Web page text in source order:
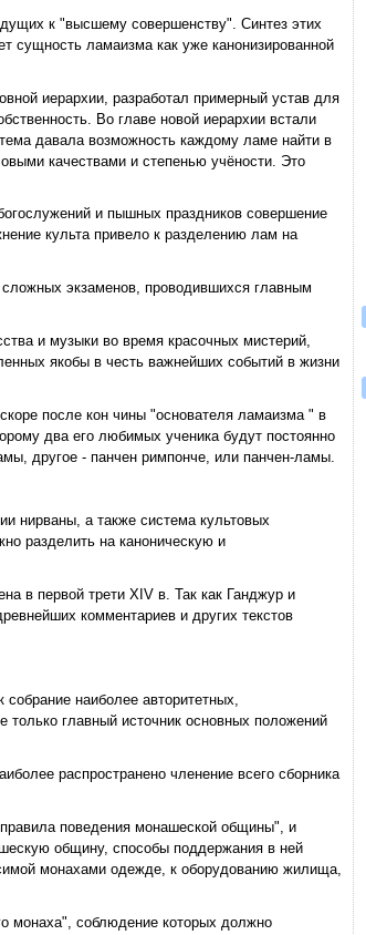
к "высшему совершенству". Синтез этих
сущность ламаизма как уже канонизированной
иерархии, разработал примерный устав для
Во главе новой иерархии встали
давала возможность каждому ламе найти в
качествами и степенью учёности. Это
и пышных праздников совершение
культа привело к разделению лам на
экзаменов, проводившихся главным
и музыки во время красочных мистерий,
якобы в честь важнейших событий в жизни
после кон чины "основателя ламаизма " в
два его любимых ученика будут постоянно
другое - панчен римпонче, или панчен-ламы.
нирваны, а также система культовых
разделить на каноническую и
в первой трети XIV в. Так как Ганджур и
комментариев и других текстов
наиболее авторитетных,
главный источник основных положений
распространено членение всего сборника
поведения монашеской общины", и
общину, способы поддержания в ней
монахами одежде, к оборудованию жилища,
монаха", соблюдение которых должно